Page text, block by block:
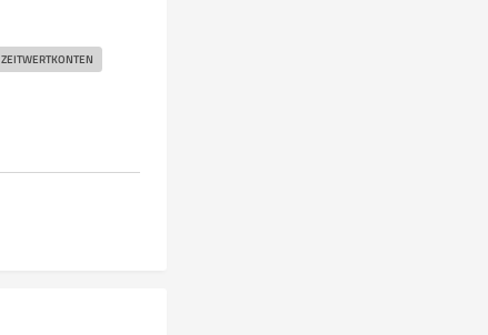
ZEITWERTKONTEN